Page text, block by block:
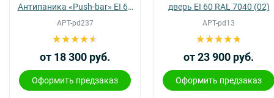
Антипаника «Push-bar» EI 60
RAL 9002 02
АРТ-pd237
от 18 300 руб.
Оформить предзаказ
дверь EI 60 RAL 7040 (02)
АРТ-pd13
от 23 900 руб.
Оформить предзаказ